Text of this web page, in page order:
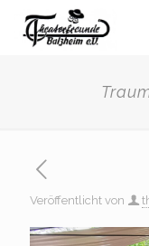
Veröffentlicht von